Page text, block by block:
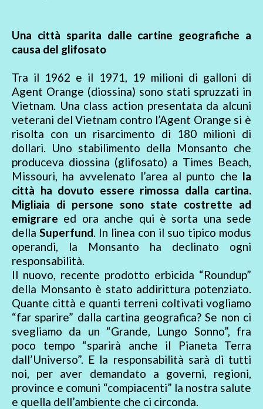
Una città sparita dalle cartine geografiche a
causa del glifosato
Tra il 1962 e il 1971, 19 milioni di galloni di
Agent Orange (diossina) sono stati spruzzati in
Vietnam. Una class action presentata da alcuni
veterani del Vietnam contro l’Agent Orange si è
risolta con un risarcimento di 180 milioni di
dollari. Uno stabilimento della Monsanto che
produceva diossina (glifosato) a Times Beach,
Missouri, ha avvelenato l’area al punto che la
città ha dovuto essere rimossa dalla cartina.
Migliaia di persone sono state costrette ad
emigrare ed ora anche qui è sorta una sede
della Superfund. In linea con il suo tipico modus
operandi, la Monsanto ha declinato ogni
responsabilità.
Il nuovo, recente prodotto erbicida “Roundup”
della Monsanto è stato addirittura potenziato.
Quante città e quanti terreni coltivati vogliamo
“far sparire” dalla cartina geografica? Se non ci
svegliamo da un “Grande, Lungo Sonno”, fra
poco tempo “sparirà anche il Pianeta Terra
dall’Universo”. E la responsabilità sarà di tutti
noi, per aver demandato a governi, regioni,
province e comuni “compiacenti” la nostra salute
e quella dell’ambiente che ci circonda.